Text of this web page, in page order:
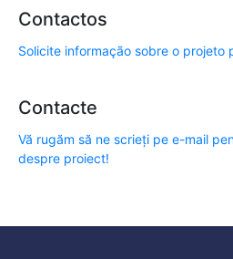
Contactos
Solicite informação sobre o projeto
Contacte
Vă rugăm să ne scrieți pe e-mail
despre proiect!